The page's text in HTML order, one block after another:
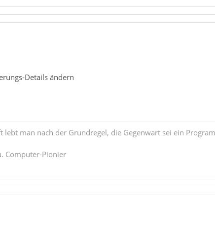
Details ändern
lebt man nach der Grundregel, die Gegenwart sei ein
Computer-Pionier